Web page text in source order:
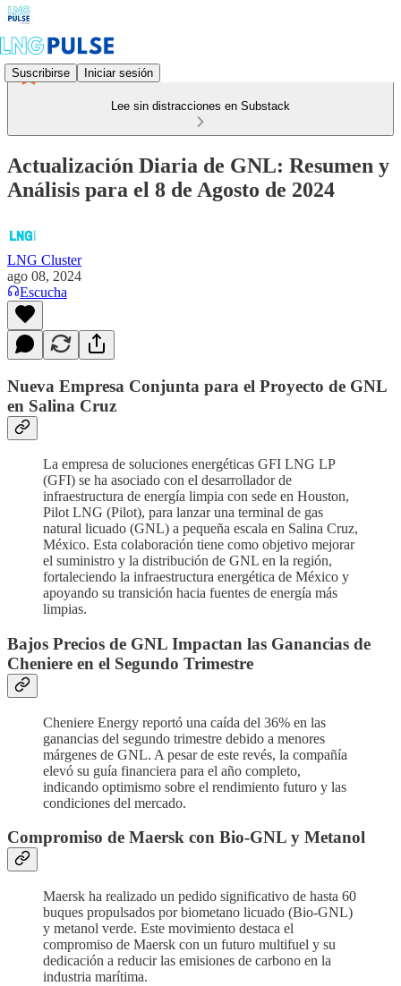
Suscribirse Iniciar sesión
Lee sin distracciones en Substack
Actualización Diaria de GNL: Resumen y
Análisis para el 8 de Agosto de 2024
LNG Cluster
ago 08, 2024
Escucha
Nueva Empresa Conjunta para el Proyecto de GNL
en Salina Cruz
La empresa de soluciones energéticas GFI LNG LP
(GFI) se ha asociado con el desarrollador de
infraestructura de energía limpia con sede en Houston,
Pilot LNG (Pilot), para lanzar una terminal de gas
natural licuado (GNL) a pequeña escala en Salina Cruz,
México. Esta colaboración tiene como objetivo mejorar
el suministro y la distribución de GNL en la región,
fortaleciendo la infraestructura energética de México y
apoyando su transición hacia fuentes de energía más
limpias.
Bajos Precios de GNL Impactan las Ganancias de
Cheniere en el Segundo Trimestre
Cheniere Energy reportó una caída del 36% en las
ganancias del segundo trimestre debido a menores
márgenes de GNL. A pesar de este revés, la compañía
elevó su guía financiera para el año completo,
indicando optimismo sobre el rendimiento futuro y las
condiciones del mercado.
Compromiso de Maersk con Bio-GNL y Metanol
Maersk ha realizado un pedido significativo de hasta 60
buques propulsados por biometano licuado (Bio-GNL)
y metanol verde. Este movimiento destaca el
compromiso de Maersk con un futuro multifuel y su
dedicación a reducir las emisiones de carbono en la
industria marítima.